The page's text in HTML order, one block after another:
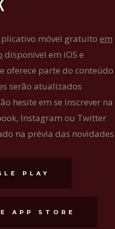
móvel gratuito em
disponível em iOS e
oferece parte do conteúdo
serão atualizados
hesite em se inscrever na
Instagram ou Twitter
na prévia das
PLAY
APP STORE